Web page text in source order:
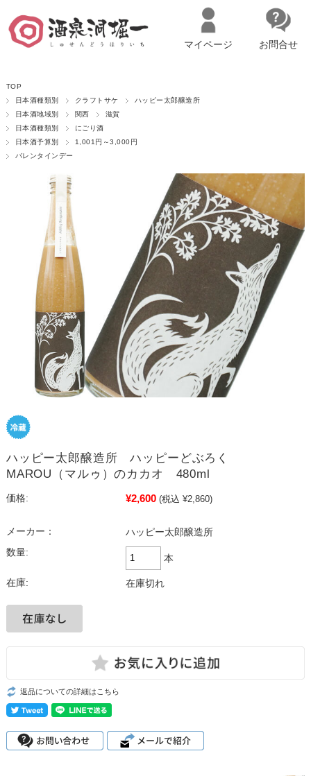
マイページへログイン
マイページ お問合せ
TOP
日本酒種類別
クラフトサケ
ハッピー太郎醸造所
日本酒地域別
関西
滋賀
日本酒種類別
にごり酒
日本酒予算別
1,001円～3,000円
バレンタインデー
ハッピー太郎醸造所 ハッピーどぶろく
MAROU（マルゥ）のカカオ 480ml
価格: ¥2,600 (税込 ¥2,860)
メーカー：
ハッピー太郎醸造所
数量:
本
在庫: 在庫切れ
返品についての詳細はこちら